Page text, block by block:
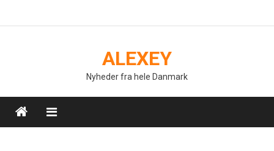
ALEXEY
Nyheder fra hele Danmark